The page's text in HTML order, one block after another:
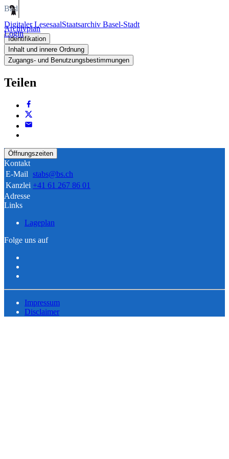
Digitaler LesesaalStaatsarchiv Basel-Stadt
Login
Bild
Archivplan
Identifikation
Inhalt und innere Ordnung
Zugangs- und Benutzungsbestimmungen
Teilen
Öffnungszeiten
Kontakt
E-Mail stabs@bs.ch
Kanzlei +41 61 267 86 01
Adresse
Links
Lageplan
Folge uns auf
Impressum
Disclaimer